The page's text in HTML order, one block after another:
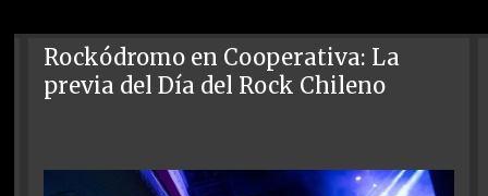
Rockódromo en Cooperativa: La
previa del Día del Rock Chileno